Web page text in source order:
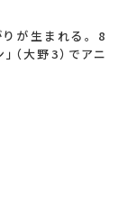
が生まれる。 8
（大野3）でアニ